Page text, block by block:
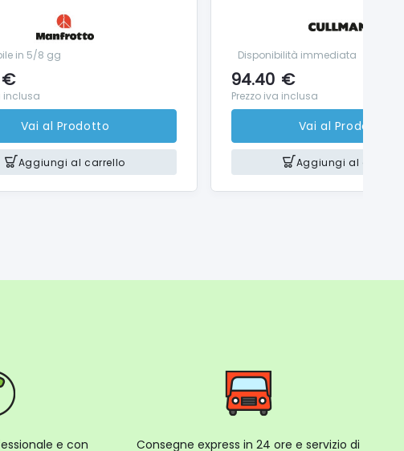
in 5/8 gg
€
inclusa
Vai al Prodotto
Aggiungi al carrello
Disponibilità immediata
94.40 €
Prezzo iva inclusa
Vai al Prodotto
Aggiungi al carrello
e con
Consegne express in 24 ore e servizio di